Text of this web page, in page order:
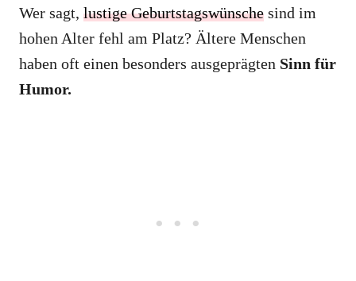
Wer sagt, lustige Geburtstagswünsche sind im
hohen Alter fehl am Platz? Ältere Menschen
haben oft einen besonders ausgeprägten Sinn für
Humor.